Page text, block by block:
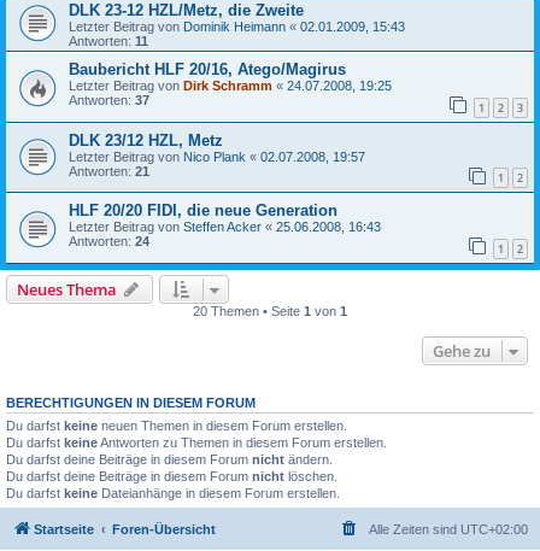
DLK 23-12 HZL/Metz, die Zweite
Letzter Beitrag von Dominik Heimann « 02.01.2009, 15:43
Antworten: 11
Baubericht HLF 20/16, Atego/Magirus
Letzter Beitrag von Dirk Schramm « 24.07.2008, 19:25
Antworten: 37 1 2 3
DLK 23/12 HZL, Metz
Letzter Beitrag von Nico Plank « 02.07.2008, 19:57
Antworten: 21 1 2
HLF 20/20 FIDI, die neue Generation
Letzter Beitrag von Steffen Acker « 25.06.2008, 16:43
Antworten: 24 1 2
Neues Thema
20 Themen • Seite 1 von 1
Gehe zu
BERECHTIGUNGEN IN DIESEM FORUM
Du darfst keine neuen Themen in diesem Forum erstellen.
Du darfst keineAntworten zu Themen in diesem Forum erstellen.
Du darfst deine Beiträge in diesem Forum nicht ändern.
Du darfst deine Beiträge in diesem Forum nicht löschen.
Du darfst keine Dateianhänge in diesem Forum erstellen.
Startseite Foren-Übersicht Alle Zeiten sind UTC+02:00